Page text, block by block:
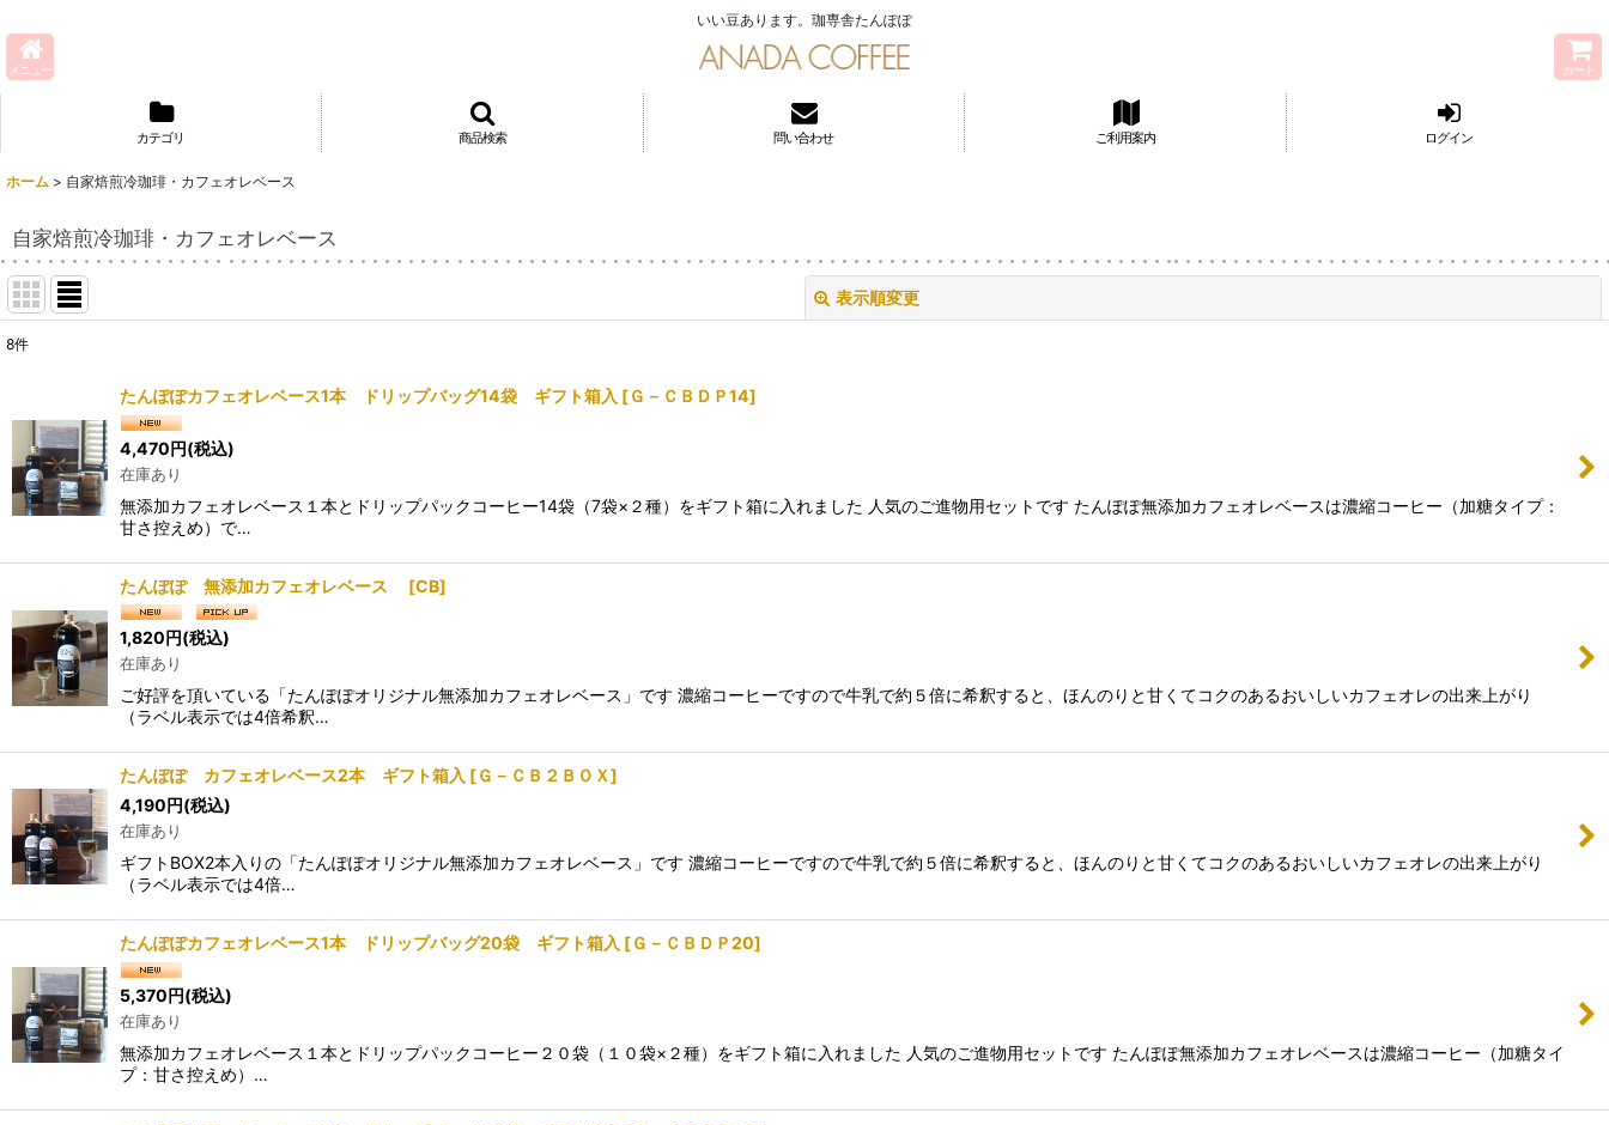
いい豆あります。珈専舎たんぽぽ
メニュー カート
カテゴリ 商品検索 問い合わせ ご利用案内 ログイン
ホーム > 自家焙煎冷珈琲・カフェオレベース
自家焙煎冷珈琲・カフェオレベース
表示順変更
並び順:
絞り込む
8件
たんぽぽカフェオレベース1本 ドリップバッグ14袋 ギフト箱入 [Ｇ－ＣＢＤＰ14]
4,470円(税込)
在庫あり
無添加カフェオレベース１本とドリップパックコーヒー14袋（7袋×２種）をギフト箱に入れました 人気のご進物用セットです たんぽぽ無添加カフェオレベースは濃縮コーヒー（加糖タイプ：
甘さ控えめ）で…
たんぽぽ 無添加カフェオレベース [CB]
1,820円(税込)
在庫あり
ご好評を頂いている「たんぽぽオリジナル無添加カフェオレベース」です 濃縮コーヒーですので牛乳で約５倍に希釈すると、ほんのりと甘くてコクのあるおいしいカフェオレの出来上がり
（ラベル表示では4倍希釈…
たんぽぽ カフェオレベース2本 ギフト箱入 [Ｇ－ＣＢ２ＢＯＸ]
4,190円(税込)
在庫あり
ギフトBOX2本入りの「たんぽぽオリジナル無添加カフェオレベース」です 濃縮コーヒーですので牛乳で約５倍に希釈すると、ほんのりと甘くてコクのあるおいしいカフェオレの出来上がり
（ラベル表示では4倍…
たんぽぽカフェオレベース1本 ドリップバッグ20袋 ギフト箱入 [Ｇ－ＣＢＤＰ20]
5,370円(税込)
在庫あり
無添加カフェオレベース１本とドリップパックコーヒー２０袋（１０袋×２種）をギフト箱に入れました 人気のご進物用セットです たんぽぽ無添加カフェオレベースは濃縮コーヒー（加糖タイ
プ：甘さ控えめ）…